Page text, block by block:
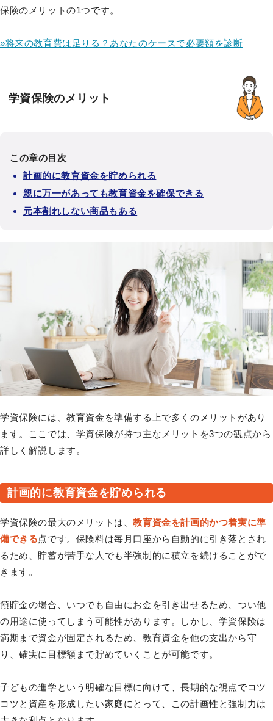
保険のメリットの1つです。
»将来の教育費は足りる？あなたのケースで必要額を診断
学資保険のメリット
この章の目次
計画的に教育資金を貯められる
親に万一があっても教育資金を確保できる
元本割れしない商品もある
学資保険には、教育資金を準備する上で多くのメリットがあり
ます。ここでは、学資保険が持つ主なメリットを3つの観点から
詳しく解説します。
計画的に教育資金を貯められる
学資保険の最大のメリットは、教育資金を計画的かつ着実に準
備できる点です。保険料は毎月口座から自動的に引き落とされ
るため、貯蓄が苦手な人でも半強制的に積立を続けることがで
きます。
預貯金の場合、いつでも自由にお金を引き出せるため、つい他
の用途に使ってしまう可能性があります。しかし、学資保険は
満期まで資金が固定されるため、教育資金を他の支出から守
り、確実に目標額まで貯めていくことが可能です。
子どもの進学という明確な目標に向けて、長期的な視点でコツ
コツと資産を形成したい家庭にとって、この計画性と強制力は